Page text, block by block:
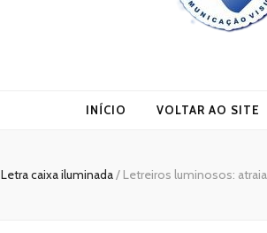
INÍCIO VOLTAR AO SITE
Letra caixa iluminada/ Letreiros luminosos: